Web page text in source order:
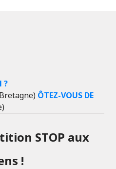
?
ÔTEZ-VOUS DE
STOP aux
!